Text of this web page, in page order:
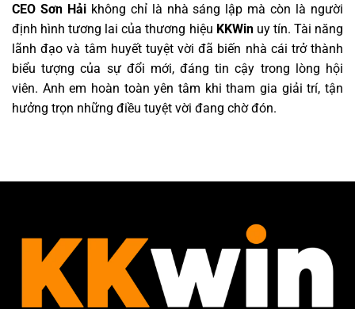
CEO Sơn Hảikhông chỉ là nhà sáng lập mà còn là người
định hình tương lai của thương hiệu KKWinuy tín. Tài năng
lãnh đạo và tâm huyết tuyệt vời đã biến nhà cái trở thành
biểu tượng của sự đổi mới, đáng tin cậy trong lòng hội
viên. Anh em hoàn toàn yên tâm khi tham gia giải trí, tận
hưởng trọn những điều tuyệt vời đang chờ đón.